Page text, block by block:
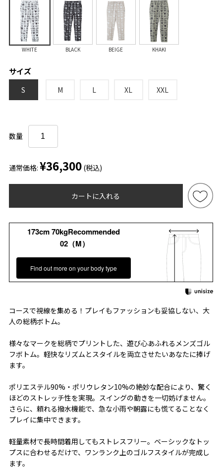
WHITE BLACK BEIGE KHAKI
サイズ
S M L XL XXL
数量
通常価格: ¥36,300 (税込)
カートに入れる
173cm 70kgRecommended
02（M）
Find out more on your body type
コースで視線を集める！プレイもファッションも妥協しない、大
人の総柄ボトム。
様々なマークを総柄でプリントした、遊び心あふれるメンズゴル
フボトム。軽快なリズムとスタイルを両立させたいあなたに捧げ
ます。
ポリエステル90%・ポリウレタン10%の絶妙な配合により、驚く
ほどのストレッチ性を実現。スイングの動きを一切妨げません。
さらに、頼れる撥水機能で、急な小雨や朝露にも慌てることなく
プレイに集中できます。
軽量素材で長時間着用してもストレスフリー。ベーシックなトッ
プスに合わせるだけで、ワンランク上のゴルフスタイルが完成し
ます。